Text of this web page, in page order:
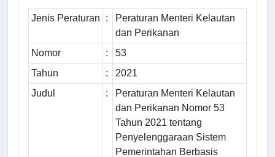
Jenis Peraturan :
Peraturan Menteri Kelautan
dan Perikanan
Nomor
:
53
Tahun
:
2021
Judul
:
Peraturan Menteri Kelautan
dan Perikanan Nomor 53
Tahun 2021 tentang
Penyelenggaraan Sistem
Pemerintahan Berbasis